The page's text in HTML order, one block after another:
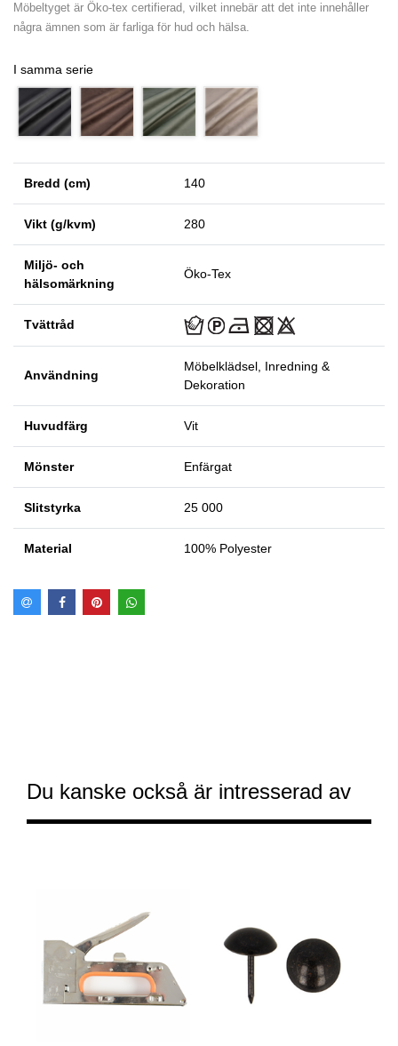
Möbeltyget är Öko-tex certifierad, vilket innebär att det inte innehåller
några ämnen som är farliga för hud och hälsa.
I samma serie
Bredd (cm) 140
Vikt (g/kvm) 280
Miljö- och
hälsomärkning
Öko-Tex
Tvättråd
Användning
Möbelklädsel, Inredning &
Dekoration
Huvudfärg Vit
Mönster Enfärgat
Slitstyrka 25 000
Material 100% Polyester
Du kanske också är intresserad av